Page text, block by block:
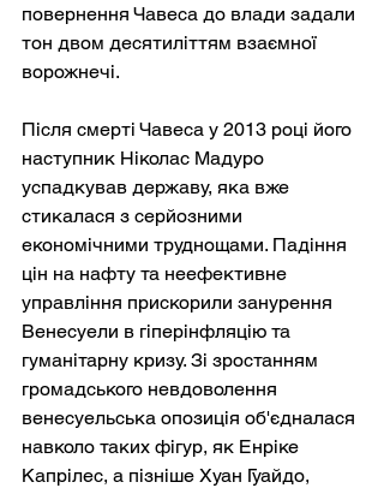
повернення Чавеса до влади задали
тон двом десятиліттям взаємної
ворожнечі.
Після смерті Чавеса у 2013 році його
наступник Ніколас Мадуро
успадкував державу, яка вже
стикалася з серйозними
економічними труднощами. Падіння
цін на нафту та неефективне
управління прискорили занурення
Венесуели в гіперінфляцію та
гуманітарну кризу. Зі зростанням
громадського невдоволення
венесуельська опозиція об'єдналася
навколо таких фігур, як Енріке
Капрілес, а пізніше Хуан Гуайдо,